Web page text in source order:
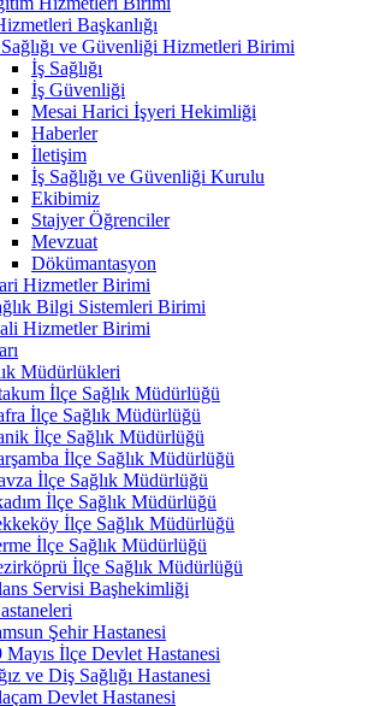
Başkanlığı
ve Güvenliği Hizmetleri Birimi
İş Sağlığı
İş Güvenliği
Mesai Harici İşyeri Hekimliği
Haberler
İletişim
İş Sağlığı ve Güvenliği Kurulu
Ekibimiz
Stajyer Öğrenciler
Mevzuat
Dökümantasyon
Hizmetler Birimi
Bilgi Sistemleri Birimi
Hizmetler Birimi
Müdürlükleri
İlçe Sağlık Müdürlüğü
İlçe Sağlık Müdürlüğü
İlçe Sağlık Müdürlüğü
İlçe Sağlık Müdürlüğü
İlçe Sağlık Müdürlüğü
İlçe Sağlık Müdürlüğü
İlçe Sağlık Müdürlüğü
İlçe Sağlık Müdürlüğü
İlçe Sağlık Müdürlüğü
Servisi Başhekimliği
Şehir Hastanesi
Mayıs İlçe Devlet Hastanesi
ve Diş Sağlığı Hastanesi
Devlet Hastanesi